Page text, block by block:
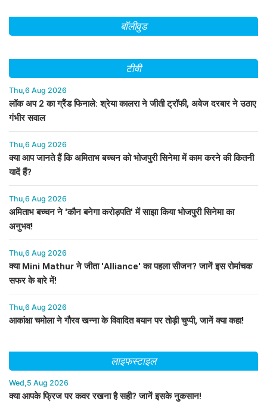
बॉलीवुड
टीवी
Thu,6 Aug 2026
लॉक अप 2 का ग्रैंड फिनाले: श्रेया कालरा ने जीती ट्रॉफी, अवेज दरबार ने उठाए
गंभीर सवाल
Thu,6 Aug 2026
क्या आप जानते हैं कि अमिताभ बच्चन को भोजपुरी सिनेमा में काम करने की कितनी
यादें हैं?
Thu,6 Aug 2026
अमिताभ बच्चन ने 'कौन बनेगा करोड़पति' में साझा किया भोजपुरी सिनेमा का
अनुभव!
Thu,6 Aug 2026
क्या Mini Mathur ने जीता 'Alliance' का पहला सीजन? जानें इस रोमांचक
सफर के बारे में!
Thu,6 Aug 2026
आकांक्षा चमोला ने गौरव खन्ना के विवादित बयान पर तोड़ी चुप्पी, जानें क्या कहा!
लाइफस्टाइल
Wed,5 Aug 2026
क्या आपके फ्रिज पर कवर रखना है सही? जानें इसके नुकसान!